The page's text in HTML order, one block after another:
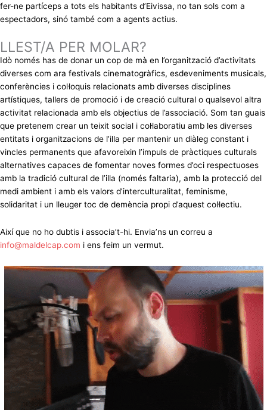
fer-ne partíceps a tots els habitants d’Eivissa, no tan sols com a
espectadors, sinó també com a agents actius.
LLEST/A PER MOLAR?
Idò només has de donar un cop de mà en l’organització d’activitats
diverses com ara festivals cinematogràfics, esdeveniments musicals,
conferències i col·loquis relacionats amb diverses disciplines
artístiques, tallers de promoció i de creació cultural o qualsevol altra
activitat relacionada amb els objectius de l’associació. Som tan guais
que pretenem crear un teixit social i col·laboratiu amb les diverses
entitats i organitzacions de l’illa per mantenir un diàleg constant i
vincles permanents que afavoreixin l’impuls de pràctiques culturals
alternatives capaces de fomentar noves formes d’oci respectuoses
amb la tradició cultural de l’illa (només faltaria), amb la protecció del
medi ambient i amb els valors d’interculturalitat, feminisme,
solidaritat i un lleuger toc de demència propi d’aquest col·lectiu.
Així que no ho dubtis i associa’t-hi. Envia’ns un correu a
info@maldelcap.com i ens feim un vermut.